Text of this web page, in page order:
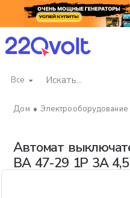
Все
Искать...
Автомат
ВА 47-29 1P 3А
Электрооборудование